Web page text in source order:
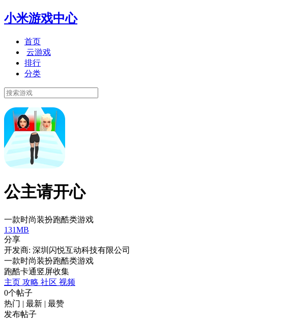
小米游戏中心
首页
云游戏
排行
分类
公主请开心
一款时尚装扮跑酷类游戏
131MB
分享
开发商: 深圳闪悦互动科技有限公司
一款时尚装扮跑酷类游戏
跑酷卡通竖屏收集
主页 攻略 社区 视频
0个帖子
热门 | 最新 | 最赞
发布帖子